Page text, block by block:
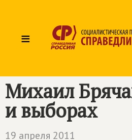
≡
Михаил
и выборах
19 апреля 2011